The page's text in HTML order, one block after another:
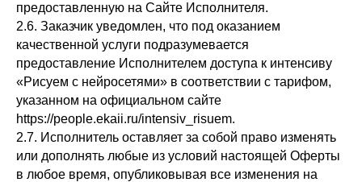
предоставленную на Сайте Исполнителя.
2.6. Заказчик уведомлен, что под оказанием
качественной услуги подразумевается
предоставление Исполнителем доступа к интенсиву
«Рисуем с нейросетями» в соответствии с тарифом,
указанном на официальном сайте
https://people.ekaii.ru/intensiv_risuem.
2.7. Исполнитель оставляет за собой право изменять
или дополнять любые из условий настоящей Оферты
в любое время, опубликовывая все изменения на